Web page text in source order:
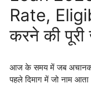
Rate,
करने की पूरी
आज के समय में जब अचानक
पहले दिमाग में जो नाम